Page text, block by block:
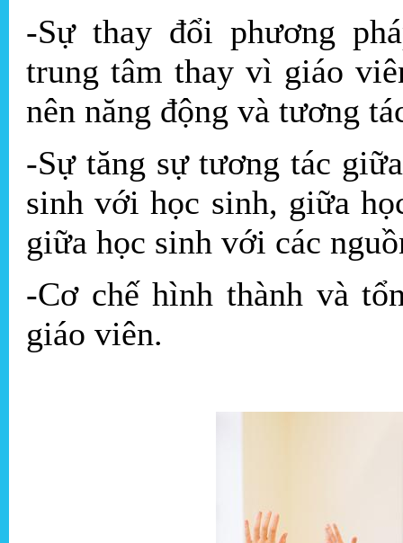
-Sự thay đổi phương
trung tâm thay vì giáo
nên năng động và tương
-Sự tăng sự tương tác
sinh với học sinh, giữa
giữa học sinh với các
-Cơ chế hình thành và
giáo viên.